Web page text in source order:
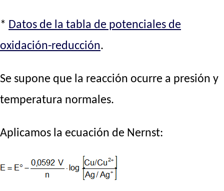
* Datos de la tabla de potenciales de
oxidación-reducción.
Se supone que la reacción ocurre a presión y
temperatura normales.
Aplicamos la ecuación de Nernst: